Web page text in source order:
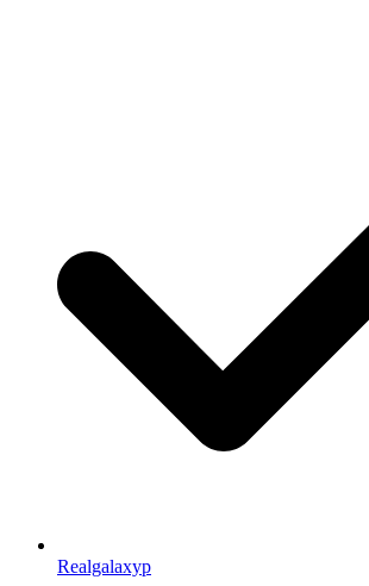
Realgalaxyp